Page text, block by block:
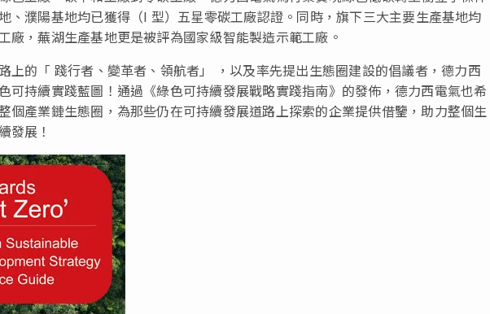
、濮陽基地均已獲得（I 型）五星零碳工廠認證。同時，旗下三大主要生產基地均
廠，蕪湖生產基地更是被評為國家級智能製造示範工廠。
上的 「 踐行者、變革者、領航者 」
，以及率先提出生態圈建設的倡議者，德力西
可持續實踐藍圖！通過《綠色可持續發展戰略實踐指南》的發佈，德力西電氣也希
個產業鏈生態圈，為那些仍在可持續發展道路上探索的企業提供借鑒，助力整個生
發展！